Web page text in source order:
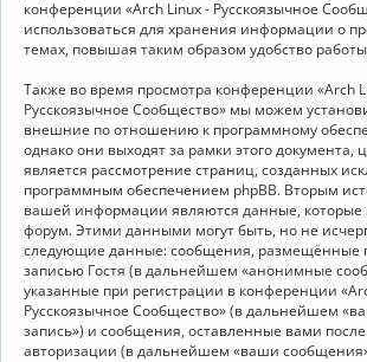
конференции «Arch Linux - Русскоязычное
использоваться для хранения информации о
темах, повышая таким образом удобство
Также во время просмотра конференции «Arch
Русскоязычное Сообщество» мы можем
внешние по отношению к программному
однако они выходят за рамки этого документа,
является рассмотрение страниц, созданных
программным обеспечением phpBB. Вторым
вашей информации являются данные, которые
форум. Этими данными могут быть, но не
следующие данные: сообщения, размещённые
записью Гостя (в дальнейшем «анонимные
указанные при регистрации в конференции
Русскоязычное Сообщество» (в дальнейшем
запись») и сообщения, оставленные вами
авторизации (в дальнейшем «ваши